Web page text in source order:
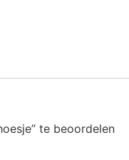
te beoordelen